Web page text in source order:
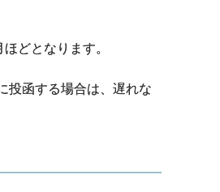
どとなります。
投函する場合は、遅れな